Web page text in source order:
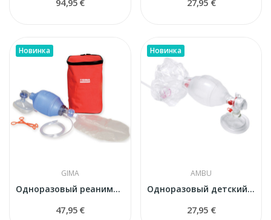
Новинка
GIMA
Одноразовый реанимационный ПВХ-набор для...
47,95 €
Новинка
AMBU
Одноразовый детский реанимационный мешок Ambu...
27,95 €